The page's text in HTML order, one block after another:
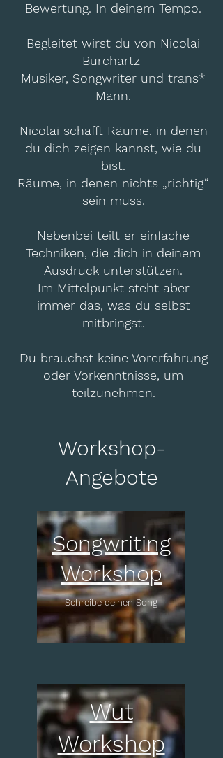
Bewertung. In deinem Tempo.
Begleitet wirst du von Nicolai
Burchartz
Musiker, Songwriter und trans*
Mann.
Nicolai schafft Räume, in denen
du dich zeigen kannst, wie du
bist.
Räume, in denen nichts „richtig“
sein muss.
Nebenbei teilt er einfache
Techniken, die dich in deinem
Ausdruck unterstützen.
Im Mittelpunkt steht aber
immer das, was du selbst
mitbringst.
Du brauchst keine Vorerfahrung
oder Vorkenntnisse, um
teilzunehmen.
Workshop-
Angebote
Songwriting
Workshop
Schreibe deinen Song
Wut
Workshop